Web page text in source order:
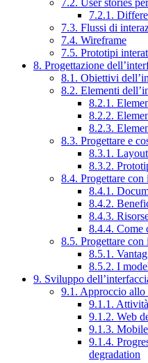
7.2. User stories
7.2.1.
7.3. Flussi di
7.4. Wireframe
7.5. Prototipi
8. Progettazione
8.1. Obiettivi
8.2. Elementi
8.2.1.
8.2.2.
8.2.3.
8.3. Progettare e
8.3.1.
8.3.2.
8.4. Progettare con
8.4.1.
8.4.2.
8.4.3.
8.4.4. Come
8.5. Progettare
8.5.1.
8.5.2. I
9. Sviluppo
9.1. Approccio allo
9.1.1.
9.1.2. Web
9.1.3.
9.1.4.
degradation